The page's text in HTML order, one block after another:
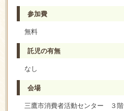
参加費
無料
託児の有無
なし
会場
三鷹市消費者活動センター ３階